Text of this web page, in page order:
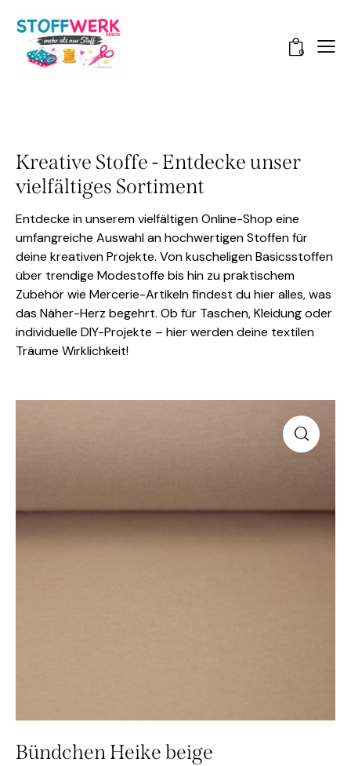
0
Kreative Stoffe - Entdecke unser
vielfältiges Sortiment
Entdecke in unserem vielfältigen Online-Shop eine
umfangreiche Auswahl an hochwertigen Stoffen für
deine kreativen Projekte. Von kuscheligen Basicsstoffen
über trendige Modestoffe bis hin zu praktischem
Zubehör wie Mercerie-Artikeln findest du hier alles, was
das Näher-Herz begehrt. Ob für Taschen, Kleidung oder
individuelle DIY-Projekte – hier werden deine textilen
Träume Wirklichkeit!
Bündchen Heike beige